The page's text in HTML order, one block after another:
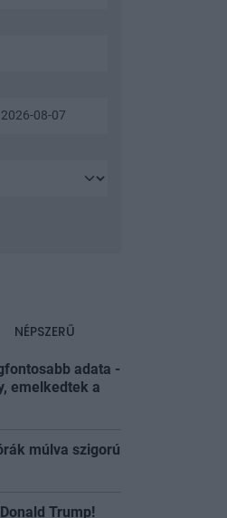
NÉPSZERŰ
adata -
emelkedtek a
múlva szigorú
Trump!